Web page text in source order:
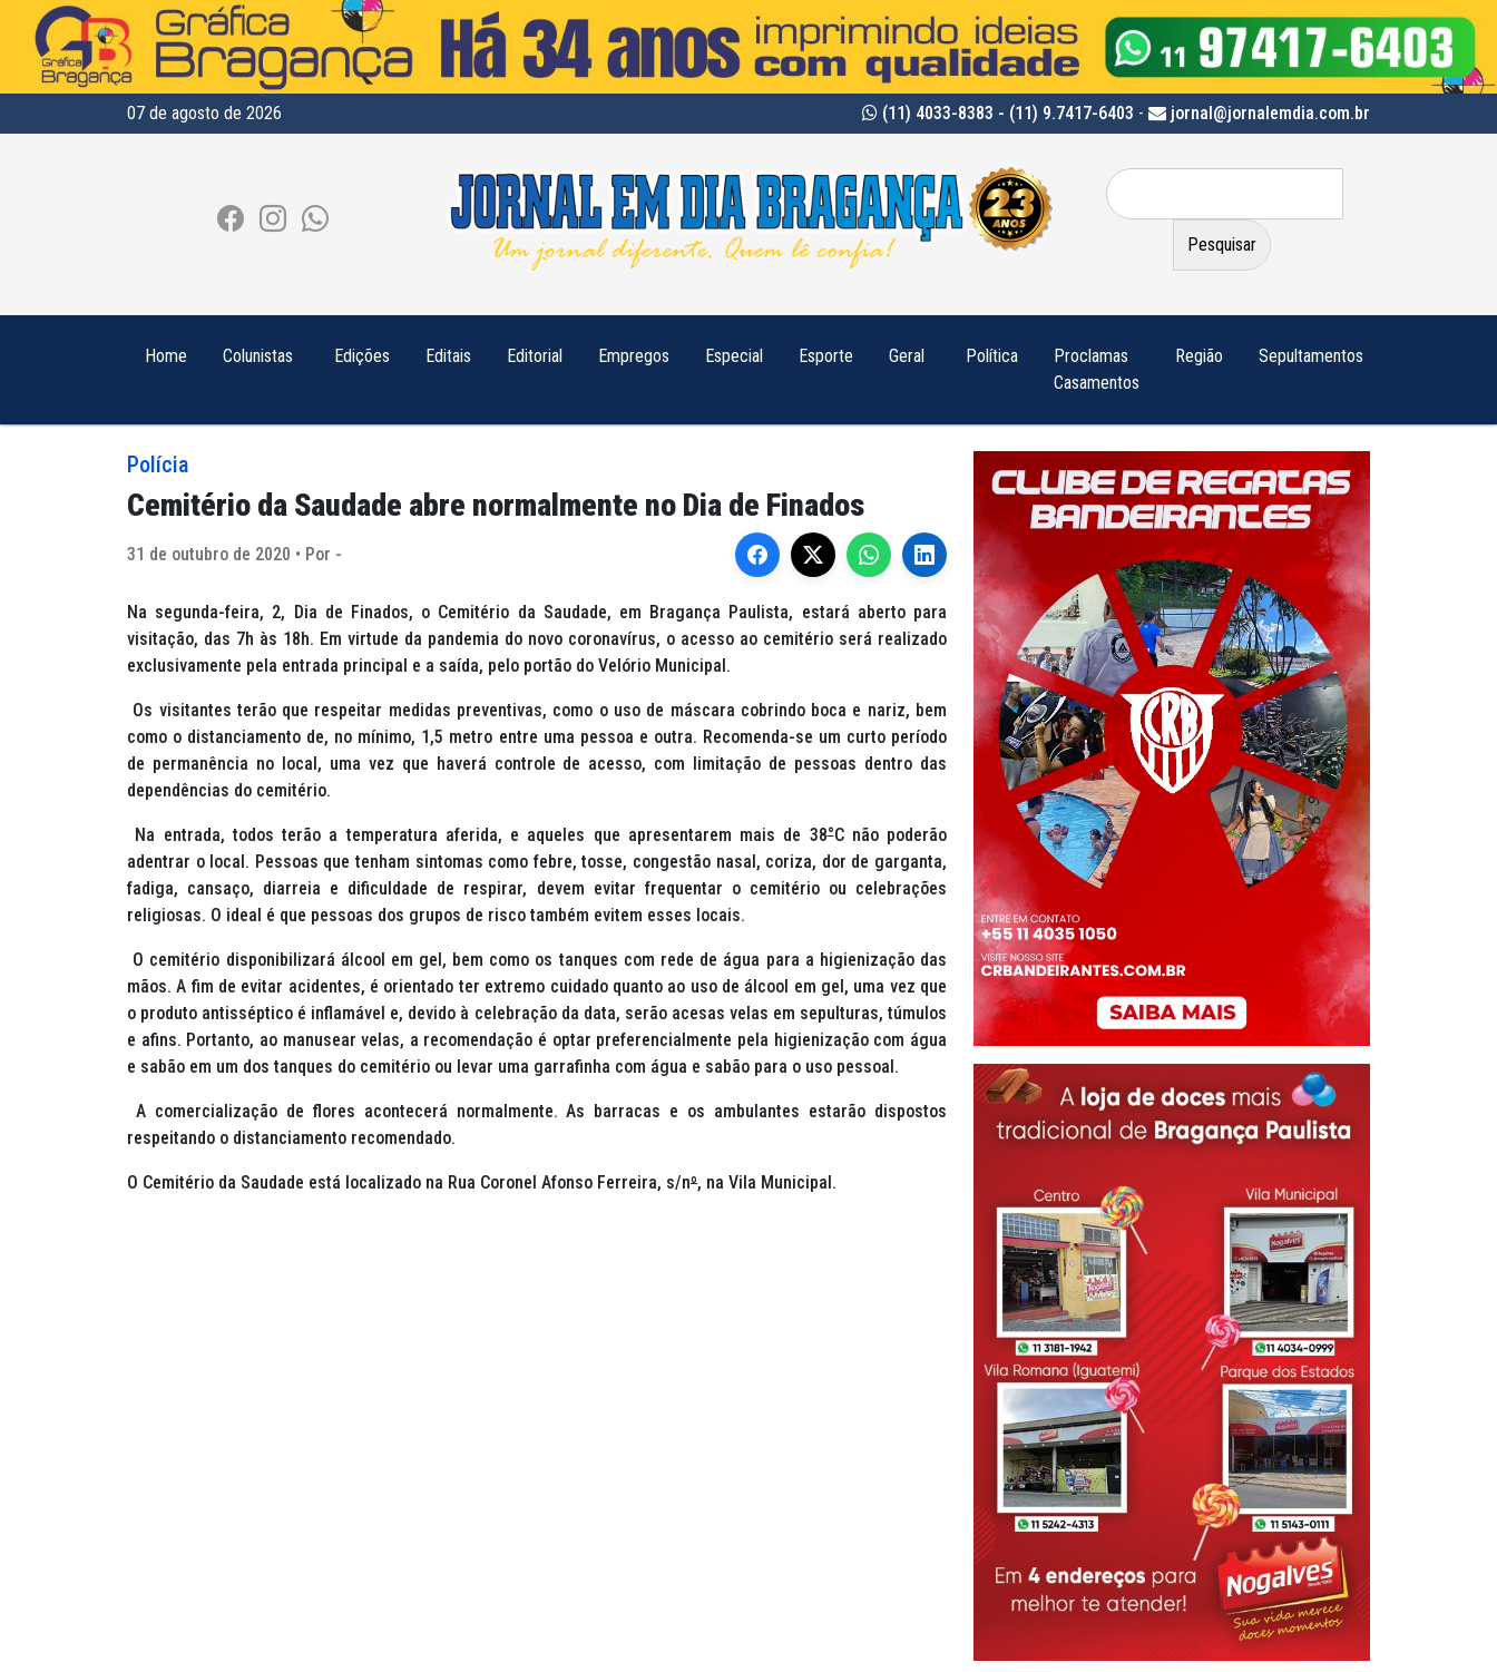
07 de agosto de 2026 (11) 4033-8383 - (11) 9.7417-6403 - jornal@jornalemdia.com.br
Pesquisar
por:
Home Colunistas Edições Editais Editorial Empregos Especial Esporte Geral Política
Proclamas
Casamentos
Região Sepultamentos
Polícia
Cemitério da Saudade abre normalmente no Dia de Finados
31 de outubro de 2020 • Por -
Na segunda-feira, 2, Dia de Finados, o Cemitério da Saudade, em Bragança Paulista, estará aberto para
visitação, das 7h às 18h. Em virtude da pandemia do novo coronavírus, o acesso ao cemitério será realizado
exclusivamente pela entrada principal e a saída, pelo portão do Velório Municipal.
Os visitantes terão que respeitar medidas preventivas, como o uso de máscara cobrindo boca e nariz, bem
como o distanciamento de, no mínimo, 1,5 metro entre uma pessoa e outra. Recomenda-se um curto período
de permanência no local, uma vez que haverá controle de acesso, com limitação de pessoas dentro das
dependências do cemitério.
Na entrada, todos terão a temperatura aferida, e aqueles que apresentarem mais de 38°C não poderão
adentrar o local. Pessoas que tenham sintomas como febre, tosse, congestão nasal, coriza, dor de garganta,
fadiga, cansaço, diarreia e dificuldade de respirar, devem evitar frequentar o cemitério ou celebrações
religiosas. O ideal é que pessoas dos grupos de risco também evitem esses locais.
O cemitério disponibilizará álcool em gel, bem como os tanques com rede de água para a higienização das
mãos. A fim de evitar acidentes, é orientado ter extremo cuidado quanto ao uso de álcool em gel, uma vez que
o produto antisséptico é inflamável e, devido à celebração da data, serão acesas velas em sepulturas, túmulos
e afins. Portanto, ao manusear velas, a recomendação é optar preferencialmente pela higienização com água
e sabão em um dos tanques do cemitério ou levar uma garrafinha com água e sabão para o uso pessoal.
A comercialização de flores acontecerá normalmente. As barracas e os ambulantes estarão dispostos
respeitando o distanciamento recomendado.
O Cemitério da Saudade está localizado na Rua Coronel Afonso Ferreira, s/nº, na Vila Municipal.